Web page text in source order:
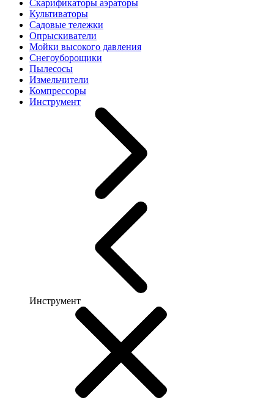
Скарификаторы аэраторы
Культиваторы
Садовые тележки
Опрыскиватели
Мойки высокого давления
Снегоуборощики
Пылесосы
Измельчители
Компрессоры
Инструмент
Инструмент